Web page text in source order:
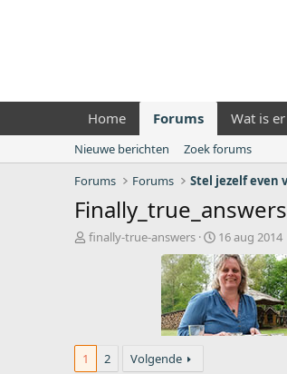
Home Forums Wat is
Nieuwe berichten
Zoek forums
Forums
Forums Stel jezelf even
O
r
finally-true-answers
S
t
a
r
t
d
a
16 aug 2014
1 2 Volgende